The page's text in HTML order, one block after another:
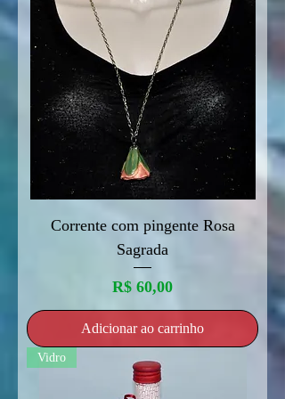
Corrente com pingente Rosa
Sagrada
Preço
R$ 60,00
Adicionar ao carrinho
Vidro